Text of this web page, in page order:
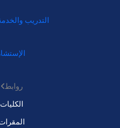
التدريب
روابط
الكليات